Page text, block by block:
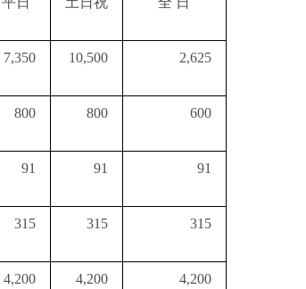
7,350 10,500 2,625
800 800 600
91 91 91
315 315 315
4,200 4,200 4,200